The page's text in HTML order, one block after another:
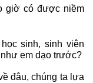
giờ có được niềm
sinh, sinh viên
em dạo trước?
đâu, chúng ta lựa